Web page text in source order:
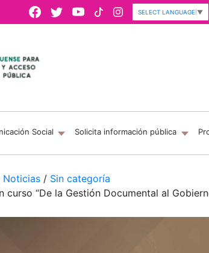
SELECT LANGUAGE ▼
Social Solicita información pública
Noticias / Sin categoría
curso “De la Gestión Documental al